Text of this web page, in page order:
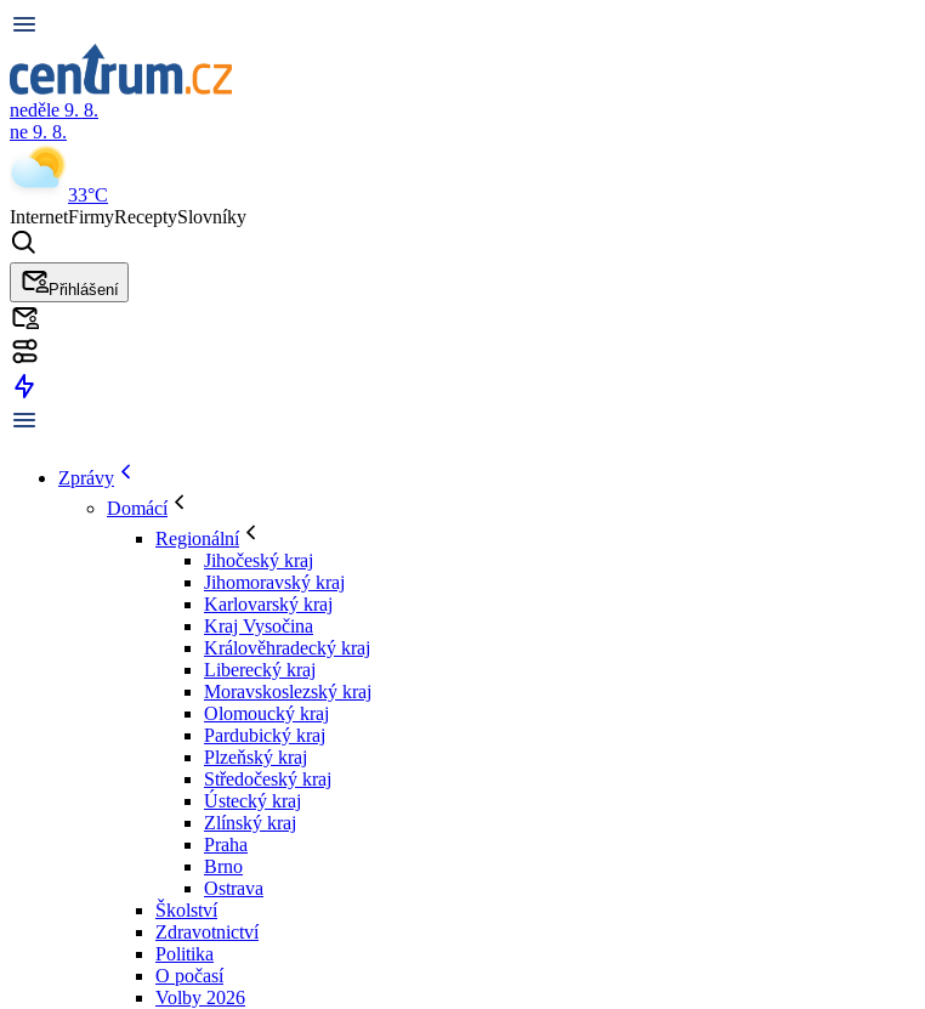
neděle 9. 8.
ne 9. 8.
33°C
InternetFirmyReceptySlovníky
Přihlášení
Zprávy
Domácí
Regionální
Jihočeský kraj
Jihomoravský kraj
Karlovarský kraj
Kraj Vysočina
Králověhradecký kraj
Liberecký kraj
Moravskoslezský kraj
Olomoucký kraj
Pardubický kraj
Plzeňský kraj
Středočeský kraj
Ústecký kraj
Zlínský kraj
Praha
Brno
Ostrava
Školství
Zdravotnictví
Politika
O počasí
Volby 2026